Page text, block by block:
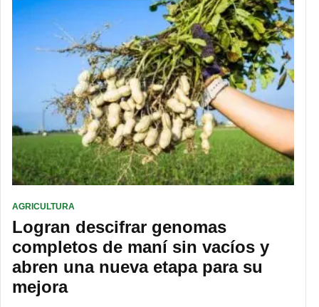
AGRICULTURA
Logran descifrar genomas
completos de maní sin vacíos y
abren una nueva etapa para su
mejora